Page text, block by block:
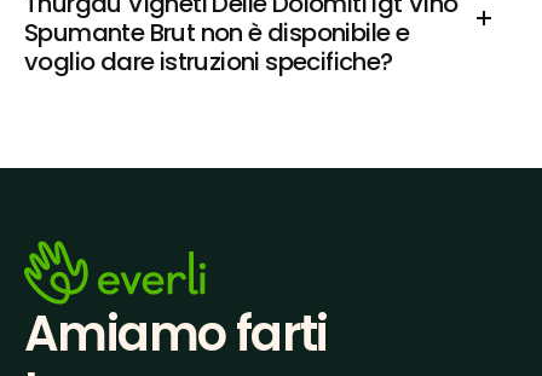
Spumante Brut non è disponibile e
voglio dare istruzioni specifiche?
Amiamo farti